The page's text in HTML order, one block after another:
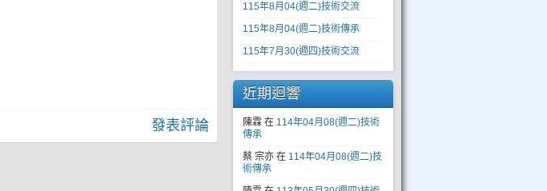
發表評論
115年8月04(週二)技術交流
115年8月04(週二)技術傳承
115年7月30(週四)技術交流
近期迴響
陳霖 在 114年04月08(週二)技術
傳承
蔡 宗亦 在 114年04月08(週二)技
術傳承